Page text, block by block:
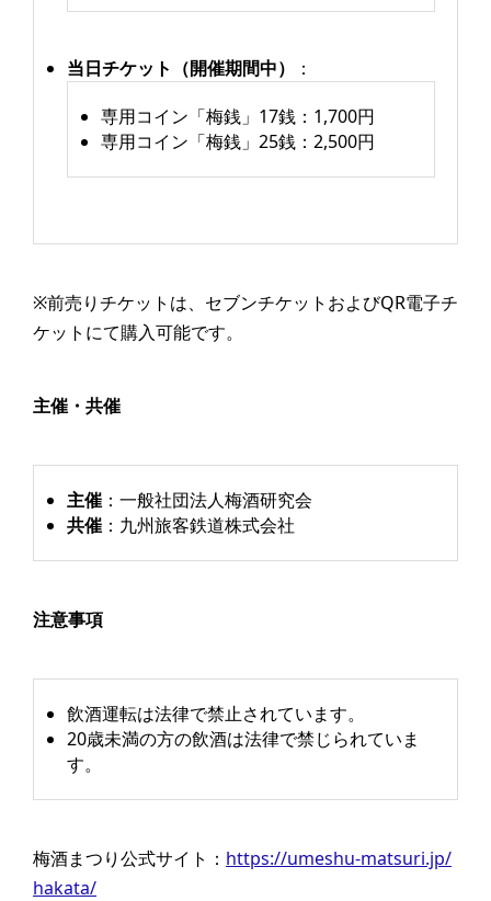
当日チケット（開催期間中）
：
専用コイン「梅銭」17銭：1,700円
専用コイン「梅銭」25銭：2,500円
※前売りチケットは、セブンチケットおよびQR電子チ
ケットにて購入可能です。
主催・共催
主催 ：一般社団法人梅酒研究会
共催 ：九州旅客鉄道株式会社
注意事項
飲酒運転は法律で禁止されています。
20歳未満の方の飲酒は法律で禁じられていま
す。
梅酒まつり公式サイト： https://umeshu-matsuri.jp/
hakata/